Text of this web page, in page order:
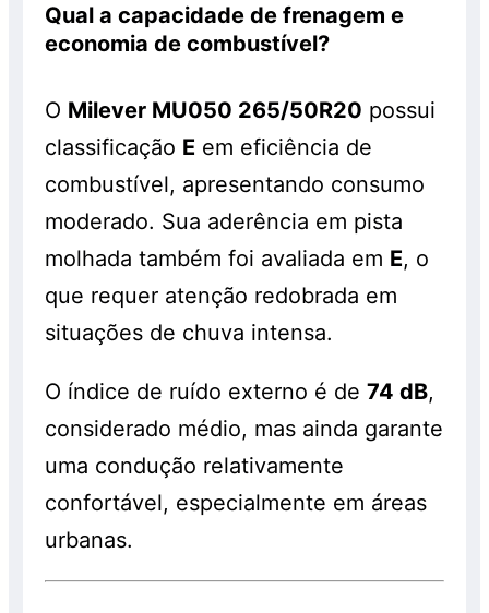
Qual a capacidade de frenagem e
economia de combustível?
O Milever MU050 265/50R20 possui
classificação E em eficiência de
combustível, apresentando consumo
moderado. Sua aderência em pista
molhada também foi avaliada em E, o
que requer atenção redobrada em
situações de chuva intensa.
O índice de ruído externo é de74 dB,
considerado médio, mas ainda garante
uma condução relativamente
confortável, especialmente em áreas
urbanas.